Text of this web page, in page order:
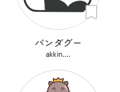
パンダグー
akkin....